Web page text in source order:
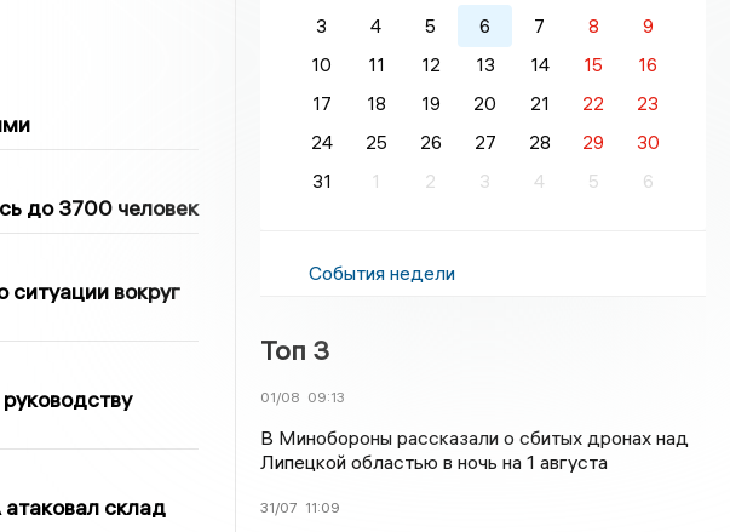
до 3700 человек
ситуации вокруг
склад
3
4 5 6 7 8
9
10
11 12 13 14 15
16
17
18 19 20 21 22
23
24
25 26 27 28 29
30
31
1 2 3 4 5 6
События недели
Топ 3
01/08 09:13
В Минобороны рассказали о сбитых дронах над
Липецкой областью в ночь на 1 августа
31/07 11:09